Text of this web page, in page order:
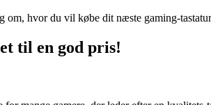
om, hvor du vil købe dit næste gaming-
til en god pris!